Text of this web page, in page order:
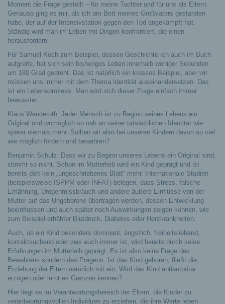
Moment die Frage gestellt – für meine Tochter und für uns als Eltern.
Genauso ging es mir, als ich am Bett meines Großvaters gestanden
habe, der auf der Intensivstation gegen den Tod angekämpft hat.
Ständig wird man im Leben mit Dingen konfrontiert, die einen
herausfordern.
Für Samuel Koch zum Beispiel, dessen Geschichte ich auch im Buch
aufgreife, hat sich sein bisheriges Leben innerhalb weniger Sekunden
um 180 Grad gedreht. Das ist natürlich ein krasses Beispiel, aber wir
müssen uns immer mit dem Thema Identität auseinandersetzen. Das
ist ein Lebensprozess. Man wird sich dieser Frage einfach immer
bewusster.
Klaus Wenderoth: Jeder Mensch ist zu Beginn seines Lebens ein
Original und womöglich so nah an seiner tatsächlichen Identität wie
später niemals mehr. Sollten wir also bei unseren Kindern davon so viel
wie möglich fördern und bewahren?
Benjamin Schulz: Dass wir zu Beginn unseres Lebens ein Original sind,
stimmt so nicht. Schon im Mutterleib wird ein Kind geprägt und ist
bereits dort kein „ungeschriebenes Blatt“ mehr. Internationale Studien
(beispielsweise ISPPM oder INFAT) belegen, dass Stress, falsche
Ernährung, Drogenmissbrauch und andere äußere Einflüsse von der
Mutter auf das Ungeborene übertragen werden, dessen Entwicklung
beeinflussen und auch später noch Auswirkungen zeigen können, wie
zum Beispiel erhöhter Blutdruck, Diabetes oder Herzkrankheiten.
Auch, ob ein Kind besonders dominant, ängstlich, freiheitsliebend,
kontaktsuchend oder was auch immer ist, wird bereits durch seine
Erfahrungen im Mutterleib geprägt. Es ist also keine Frage des
Bewahrens sondern des Prägens. Ist das Kind geboren, fließt die
Erziehung der Eltern natürlich mit ein. Wird das Kind antiautoritär
erzogen oder lernt es Grenzen kennen?
Hier liegt es im Verantwortungsbereich der Eltern, die Kinder zu
verantwortungsvollen Individuen zu erziehen, die ihre Werte leben